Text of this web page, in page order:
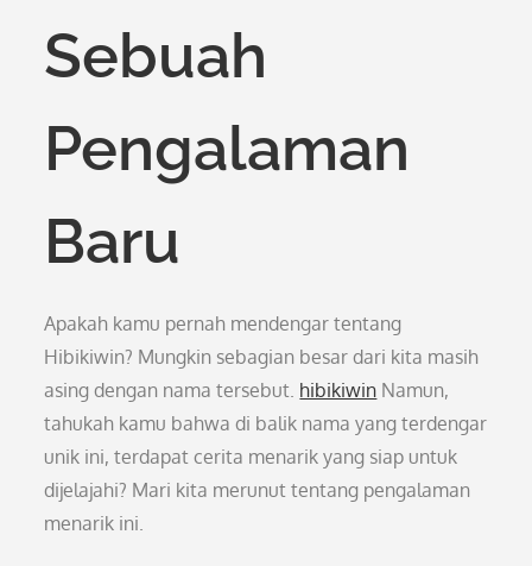
Sebuah
Pengalaman
Baru
Apakah kamu pernah mendengar tentang
Hibikiwin? Mungkin sebagian besar dari kita masih
asing dengan nama tersebut. hibikiwin Namun,
tahukah kamu bahwa di balik nama yang terdengar
unik ini, terdapat cerita menarik yang siap untuk
dijelajahi? Mari kita merunut tentang pengalaman
menarik ini.